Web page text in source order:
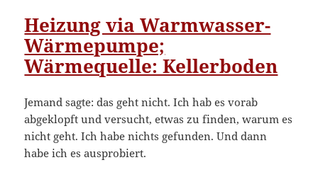
Heizung via Warmwasser-
Wärmepumpe;
Wärmequelle: Kellerboden
Jemand sagte: das geht nicht. Ich hab es vorab
abgeklopft und versucht, etwas zu finden, warum es
nicht geht. Ich habe nichts gefunden. Und dann
habe ich es ausprobiert.